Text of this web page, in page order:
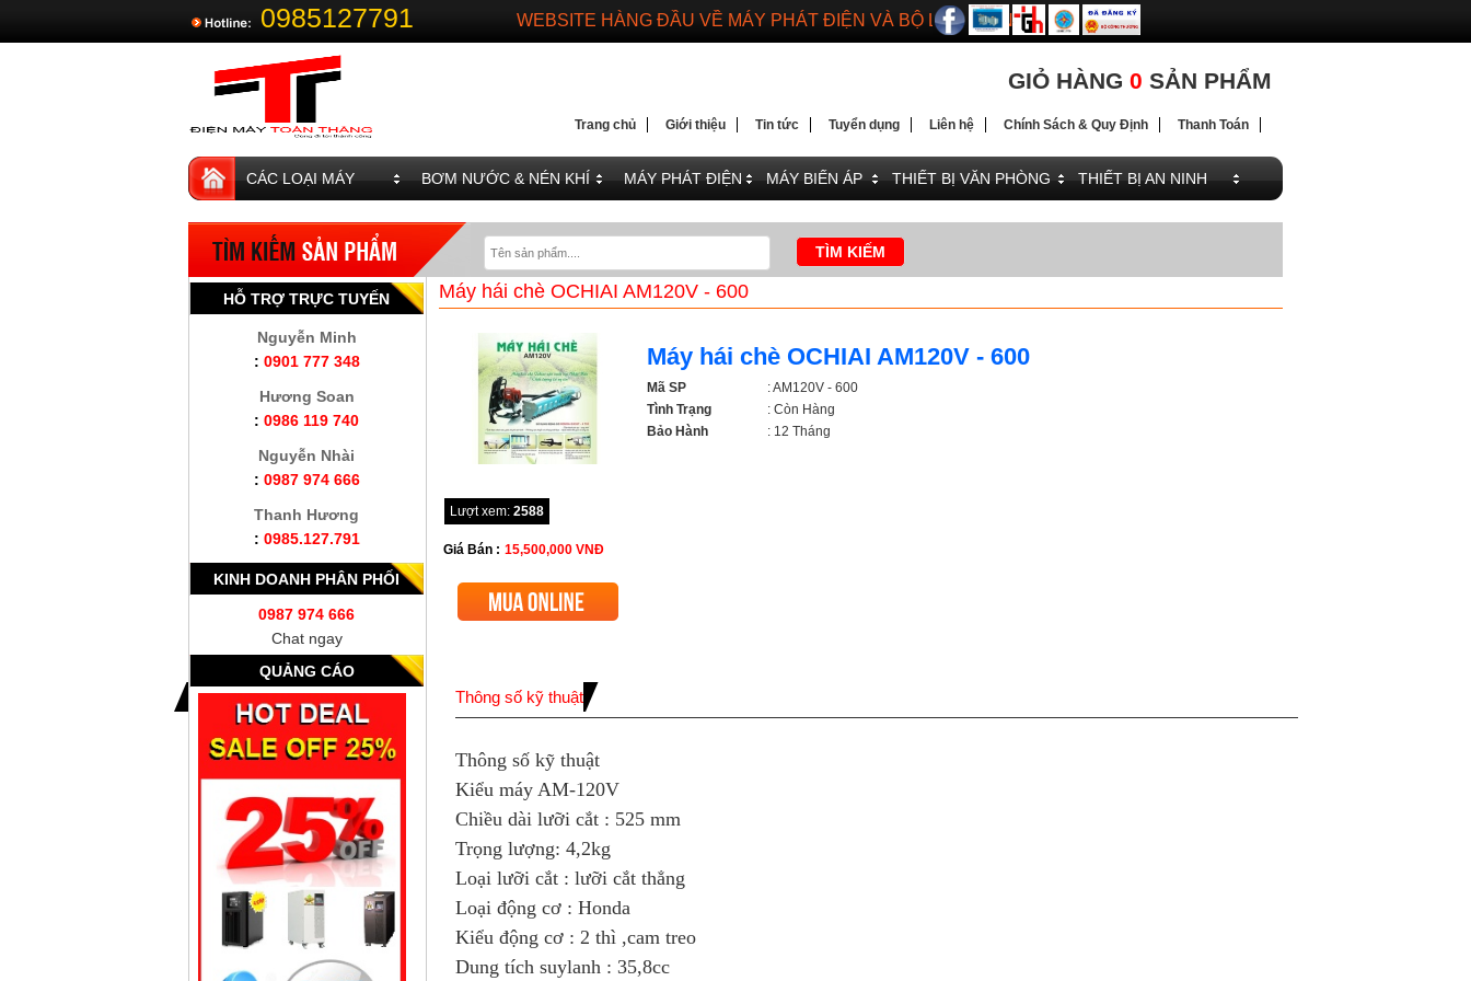
0985127791
WEBSITE HÀNG ĐẦU VỀ MÁY PHÁT ĐIỆN VÀ BỘ LƯU ĐIỆN
DIENMAYTOANTHANG.COM
GIỎ HÀNG 0 SẢN PHẨM
Trang chủ Giới thiệu Tin tức Tuyển dụng Liên hệ Chính Sách & Quy Định Thanh Toán
CÁC LOẠI MÁY BƠM NƯỚC & NÉN KHÍ MÁY PHÁT ĐIỆN MÁY BIẾN ÁP THIẾT BỊ VĂN PHÒNG THIẾT BỊ AN NINH
Máy hái chè OCHIAI AM120V - 600
Lượt xem: 2588
Giá Bán : 15,500,000 VNĐ
Máy hái chè OCHIAI AM120V - 600
Mã SP
: AM120V - 600
Tình Trạng
: Còn Hàng
Bảo Hành
: 12 Tháng
Thông số kỹ thuật
Thông số kỹ thuật
Kiểu máy AM-120V
Chiều dài lưỡi cắt : 525 mm
Trọng lượng: 4,2kg
Loại lưỡi cắt : lưỡi cắt thẳng
Loại động cơ : Honda
Kiểu động cơ : 2 thì ,cam treo
Dung tích suylanh : 35,8cc
HỖ TRỢ TRỰC TUYẾN
Nguyễn Minh
: 0901 777 348
Hương Soan
: 0986 119 740
Nguyễn Nhài
: 0987 974 666
Thanh Hương
: 0985.127.791
KINH DOANH PHÂN PHỐI
0987 974 666
Chat ngay
QUẢNG CÁO